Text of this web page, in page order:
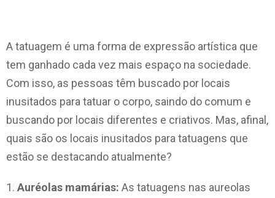
A tatuagem é uma forma de expressão artística que
tem ganhado cada vez mais espaço na sociedade.
Com isso, as pessoas têm buscado por locais
inusitados para tatuar o corpo, saindo do comum e
buscando por locais diferentes e criativos. Mas, afinal,
quais são os locais inusitados para tatuagens que
estão se destacando atualmente?
1. Auréolas mamárias: As tatuagens nas aureolas